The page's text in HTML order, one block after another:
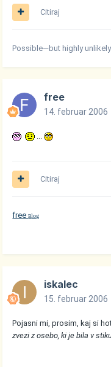
Citiraj
Possible—but highly
free
14. februar 2006
...
Citiraj
freeBlog
iskalec
15. februar 2006
Pojasni mi, prosim, kaj si
zvezi z osebo, ki je bila v